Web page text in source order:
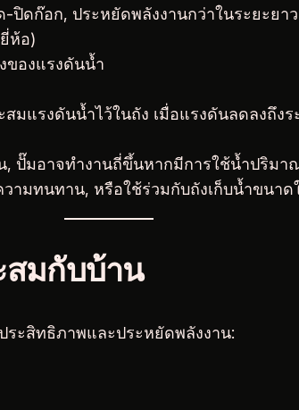
ปิดก๊อก, ประหยัดพลังงานกว่าในระยะยาว
ห้อ)
ของแรงดันน้ำ
มแรงดันน้ำไว้ในถัง เมื่อแรงดันลดลงถึง
, ปั๊มอาจทำงานถี่ขึ้นหากมีการใช้น้ำปริมา
ามทนทาน, หรือใช้ร่วมกับถังเก็บน้ำขนา
สมกับบ้าน
ะสิทธิภาพและประหยัดพลังงาน: